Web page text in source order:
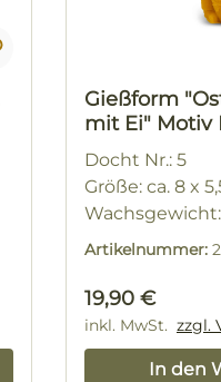
Gießform
mit Ei" Motiv I
Docht Nr.: 5
Größe: ca. 8 x
Artikelnummer:
Regulärer
19,90 €
inkl. MwSt. zzgl.
In den